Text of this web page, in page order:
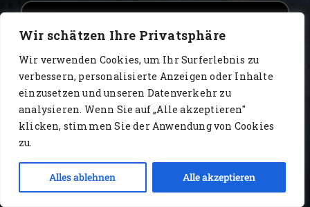
Wir schätzen Ihre Privatsphäre
Wir verwenden Cookies, um Ihr Surferlebnis zu
verbessern, personalisierte Anzeigen oder Inhalte
einzusetzen und unseren Datenverkehr zu
analysieren. Wenn Sie auf „Alle akzeptieren"
klicken, stimmen Sie der Anwendung von Cookies
zu.
Alles ablehnen Alle akzeptieren
www.AlbertoIT.com 2026 FoxKaffee Kaffeerösterei
Kontakt
Open